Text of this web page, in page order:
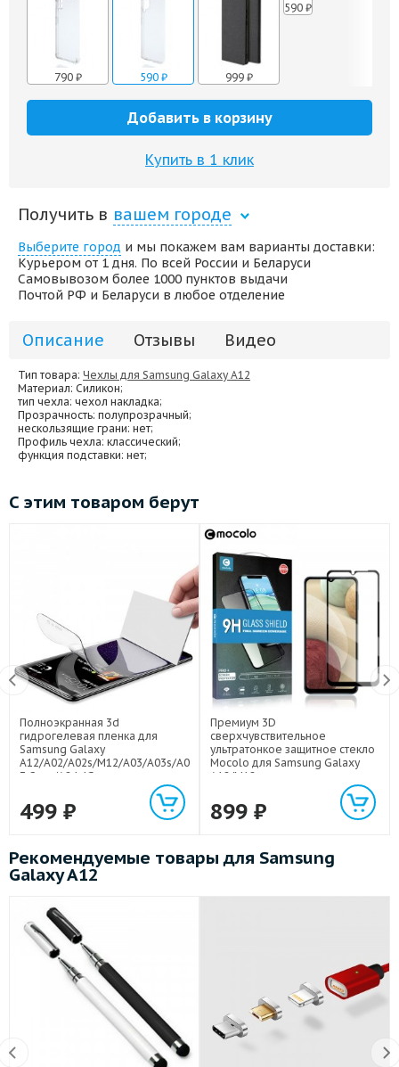
790 ₽ 590 ₽ 999 ₽
590 ₽
Добавить в корзину
Купить в 1 клик
Получить в вашем городе
Выберите город и мы покажем вам варианты доставки:
Курьером от 1 дня. По всей России и Беларуси
Самовывозом более 1000 пунктов выдачи
Почтой РФ и Беларуси в любое отделение
Описание Отзывы Видео
Тип товара: Чехлы для Samsung Galaxy A12
Материал: Силикон;
тип чехла: чехол накладка;
Прозрачность: полупрозрачный;
нескользящие грани: нет;
Профиль чехла: классический;
функция подставки: нет;
С этим товаром берут
Полноэкранная 3d
гидрогелевая пленка для
Samsung Galaxy
A12/A02/A02s/M12/A03/A03s/A0
3 Core/A24 4G
499 ₽
Премиум 3D
сверхчувствительное
ультратонкое защитное стекло
Mocolo для Samsung Galaxy
A12/M12
899 ₽
Рекомендуемые товары для Samsung
Galaxy A12